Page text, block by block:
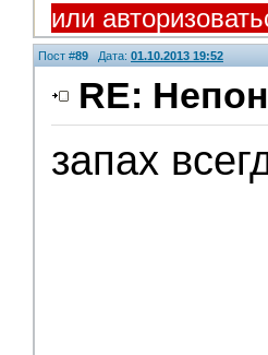
или
Пост #89 Дата: 01.10.2013 19:52
RE:
запах